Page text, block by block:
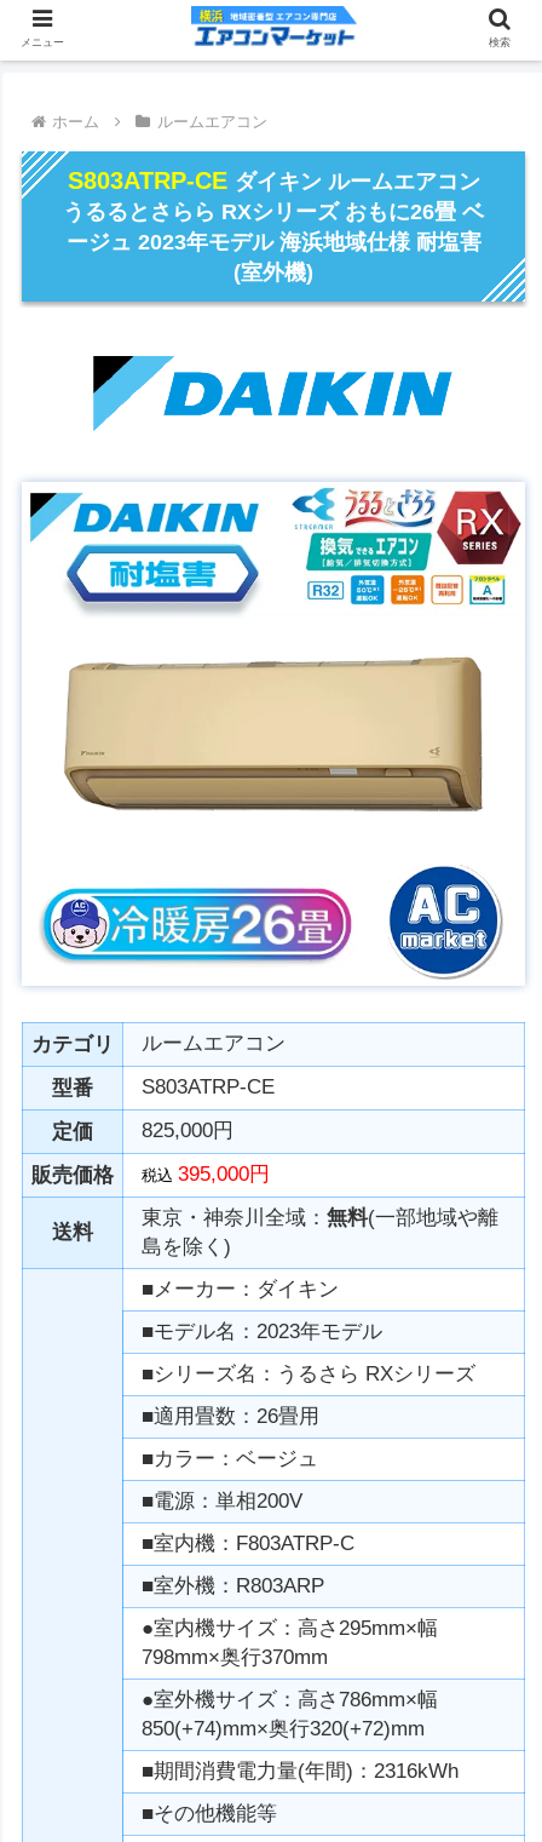
ホーム ルームエアコン
S803ATRP-CE ダイキン ルームエアコン
うるるとさらら RXシリーズ おもに26畳 ベ
ージュ 2023年モデル 海浜地域仕様 耐塩害
(室外機)
カテゴリ
ルームエアコン
型番
S803ATRP-CE
定価
825,000円
販売価格
税込395,000円
送料
東京・神奈川全域：無料(一部地域や離
島を除く)
■メーカー：ダイキン
■モデル名：2023年モデル
■シリーズ名：うるさら RXシリーズ
■適用畳数：26畳用
■カラー：ベージュ
■電源：単相200V
■室内機：F803ATRP-C
■室外機：R803ARP
●室内機サイズ：高さ295mm×幅
798mm×奥行370mm
●室外機サイズ：高さ786mm×幅
850(+74)mm×奥行320(+72)mm
■期間消費電力量(年間)：2316kWh
■その他機能等
メニュー 検索